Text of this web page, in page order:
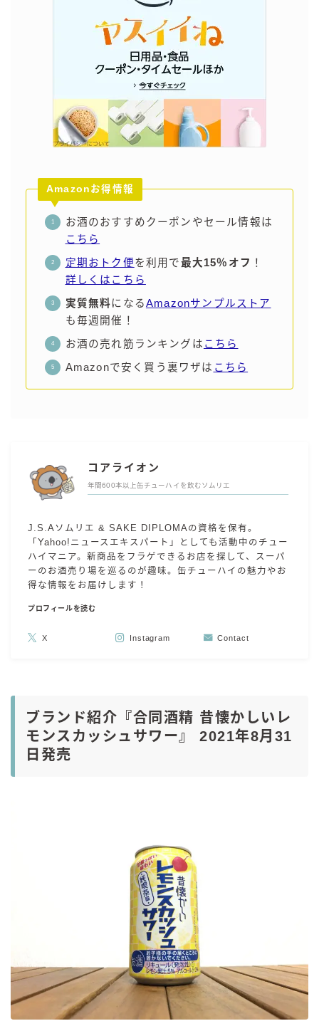
運営者情報
Amazonお得情報
お酒のおすすめクーポンやセール情報は
こちら
定期おトク便を利用で最大15％オフ ！
詳しくはこちら
実質無料になるAmazonサンプルストア
も毎週開催！
お酒の売れ筋ランキングは こちら
Amazonで安く買う裏ワザは こちら
コアライオン
年間600本以上缶チューハイを飲むソムリエ
J.S.Aソムリエ & SAKE DIPLOMAの資格を保有。
「Yahoo!ニュースエキスパート」としても活動中のチュー
ハイマニア。新商品をフラゲできるお店を探して、スーパ
ーのお酒売り場を巡るのが趣味。缶チューハイの魅力やお
得な情報をお届けします！
プロフィールを読む
X Instagram Contact
ブランド紹介『合同酒精 昔懐かしいレ
モンスカッシュサワー』 2021年8月31
日発売